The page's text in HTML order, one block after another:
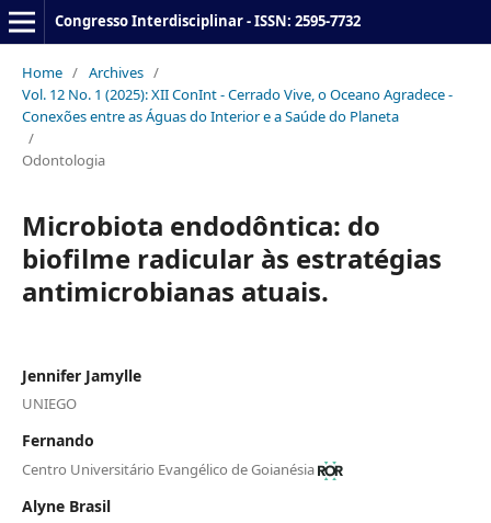
Congresso Interdisciplinar - ISSN: 2595-7732
Home / Archives /
Vol. 12 No. 1 (2025): XII ConInt - Cerrado Vive, o Oceano Agradece -
Conexões entre as Águas do Interior e a Saúde do Planeta
/
Odontologia
Microbiota endodôntica: do
biofilme radicular às estratégias
antimicrobianas atuais.
Jennifer Jamylle
UNIEGO
Fernando
Centro Universitário Evangélico de Goianésia
Alyne Brasil